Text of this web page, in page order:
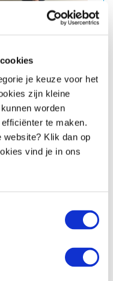
je keuze voor het
zijn kleine
worden
te maken.
website? Klik dan op
vind je in ons
Na